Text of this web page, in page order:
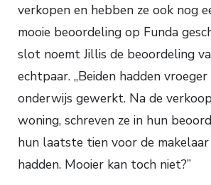
verkopen en hebben ze ook nog
mooie beoordeling op Funda
slot noemt Jillis de beoordeling
echtpaar. ,,Beiden hadden
onderwijs gewerkt. Na de
woning, schreven ze in hun
hun laatste tien voor de
hadden. Mooier kan toch niet?”